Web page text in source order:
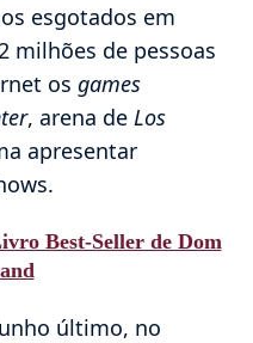
esgotados em
milhões de pessoas
osgames
, arena deLos
apresentar
Best-Seller de Dom
último, no